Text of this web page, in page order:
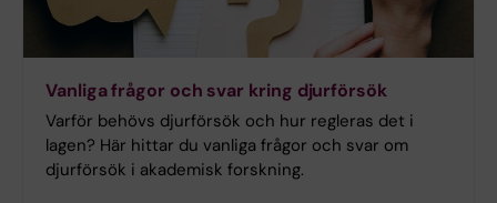
Vanliga frågor och svar kring djurförsök
Varför behövs djurförsök och hur regleras det i
lagen? Här hittar du vanliga frågor och svar om
djurförsök i akademisk forskning.